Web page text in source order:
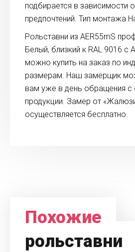
подбирается в зависимости
предпочтений. Тип монтажа
Рольставни из AER55mS
Белый, близкий к RAL 9016 с
можно купить на заказ по
размерам. Наш замерщик
вам уже в день обращения с
продукции. Замер от
осуществляется бесплатно.
Похожие
рольставни